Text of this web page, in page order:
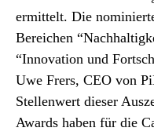
ermittelt. Die
Bereichen
“Innovation und
Uwe Frers, CEO von
Stellenwert dieser
Awards haben für die